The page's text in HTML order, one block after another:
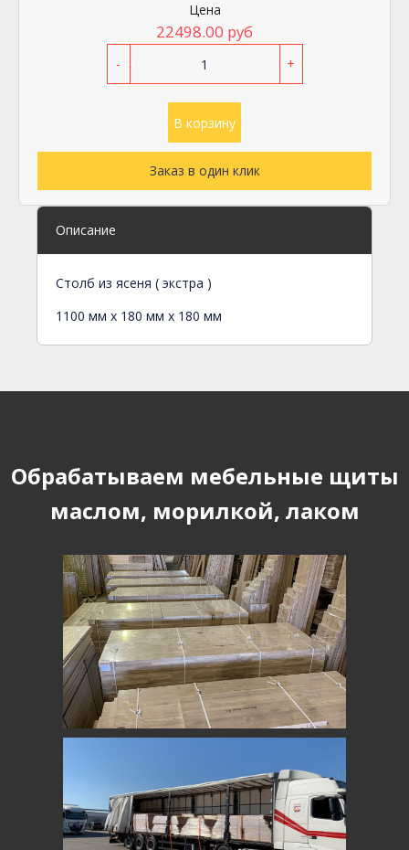
Цена
22498.00 руб
- +
В корзину
Заказ в один клик
Описание
Столб из ясеня ( экстра )
1100 мм х 180 мм х 180 мм
Обрабатываем мебельные щиты
маслом, морилкой, лаком